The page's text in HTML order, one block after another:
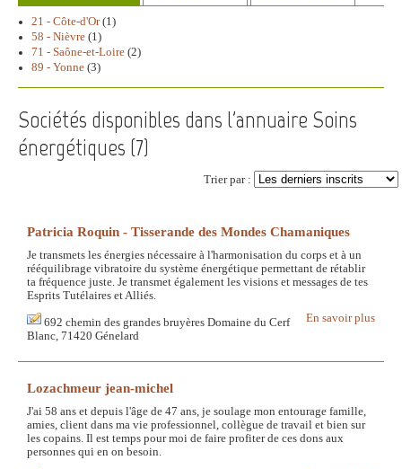
21 - Côte-d'Or(1)
58 - Nièvre (1)
71 - Saône-et-Loire (2)
89 - Yonne (3)
Sociétés disponibles dans l'annuaire Soins
énergétiques (7)
Trier par :
Patricia Roquin - Tisserande des Mondes Chamaniques
Je transmets les énergies nécessaire à l'harmonisation du corps et à un
rééquilibrage vibratoire du système énergétique permettant de rétablir
ta fréquence juste. Je transmet également les visions et messages de tes
Esprits Tutélaires et Alliés.
En savoir plus
692 chemin des grandes bruyères Domaine du Cerf
Blanc, 71420 Génelard
Lozachmeur jean-michel
J'ai 58 ans et depuis l'âge de 47 ans, je soulage mon entourage famille,
amies, client dans ma vie professionnel, collègue de travail et bien sur
les copains. Il est temps pour moi de faire profiter de ces dons aux
personnes qui en on besoin.